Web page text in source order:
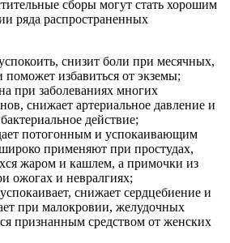
сборы могут стать хорошим
ряда распространенных
снизит боли при месячных,
поможет избавиться от экземы;
при заболеваниях многих
снижает артериальное давление и
действие;
потогонным и успокаивающим
применяют при простудах,
жаром и кашлем, а примочки из
ожогах и невралгиях;
снижает сердцебиение и
при малокровии, желудочных
признанным средством от женских